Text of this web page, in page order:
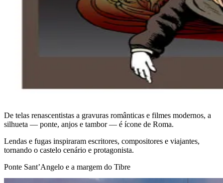
De telas renascentistas a gravuras românticas e filmes modernos, a
silhueta — ponte, anjos e tambor — é ícone de Roma.
Lendas e fugas inspiraram escritores, compositores e viajantes,
tornando o castelo cenário e protagonista.
Ponte Sant’Angelo e a margem do Tibre